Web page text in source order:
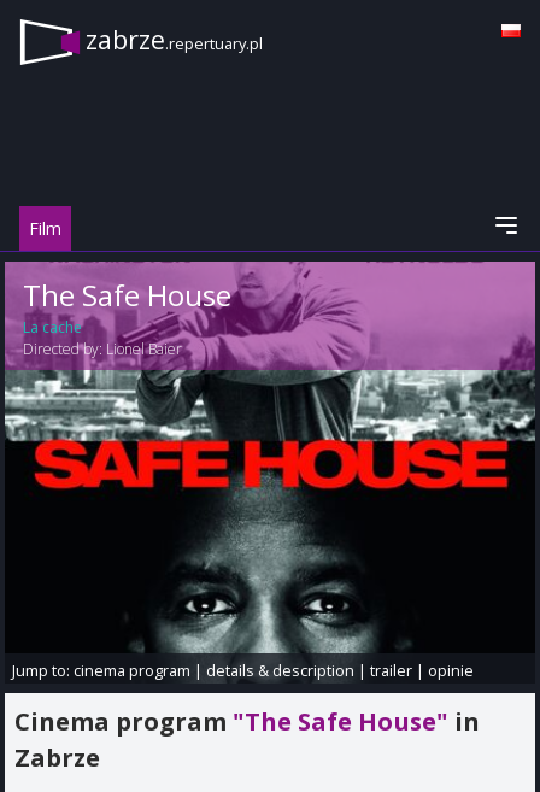
zabrze.repertuary.pl
Film
The Safe House
La cache
Directed by: Lionel Baier
Jump to:cinema program |details & description |trailer |opinie
Cinema program "The Safe House" in
Zabrze